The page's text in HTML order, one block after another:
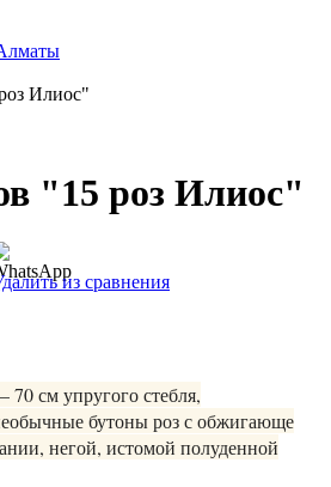
Илиос"
"15 роз Илиос"
из сравнения
см упругого стебля,
бутоны роз с обжигающе
негой, истомой полуденной